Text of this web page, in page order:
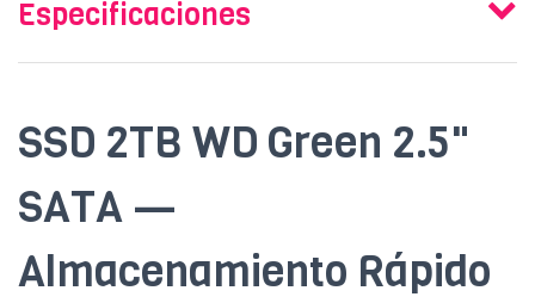
Especificaciones
SSD 2TB WD Green 2.5"
SATA —
Almacenamiento Rápido